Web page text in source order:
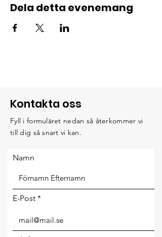
Dela detta evenemang
Kontakta oss
Fyll i formuläret nedan så återkommer vi
till dig så snart vi kan.
Namn
E-Post